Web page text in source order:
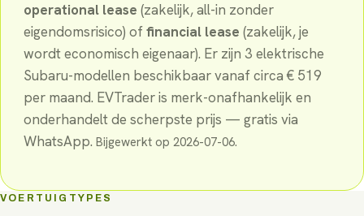
operational lease (zakelijk, all-in zonder
eigendomsrisico) offinancial lease (zakelijk, je
wordt economisch eigenaar). Er zijn 3 elektrische
Subaru-modellen beschikbaarvanaf circa € 519
per maand. EVTrader is merk-onafhankelijk en
onderhandelt de scherpste prijs — gratis via
WhatsApp. Bijgewerkt op 2026-07-06.
VOERTUIGTYPES